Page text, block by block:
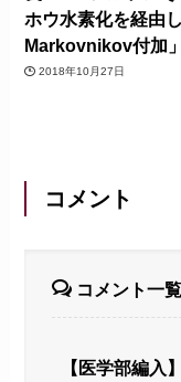
ホウ水素化を経由
Markovnikov付加」
2018年10月27日
コメント
コメント一覧
【医学部編入